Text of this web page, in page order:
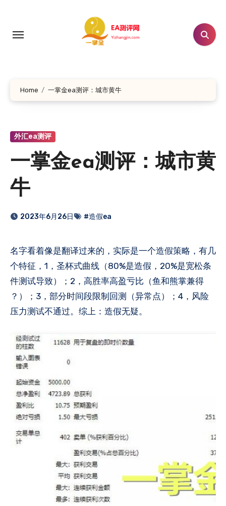
Home 一掌金ea测评：城市黄牛
外汇ea测评
一掌金ea测评：城市黄
牛
2023年6月26日 #造假ea
名字看着像是翻译过来的，实际是一个造假策略，有几
个特征，1，圣杯式曲线（80%是造假，20%是宽松条
件测试导致）​；2，高胜率高盈亏比（鱼和熊掌兼得​
？）；3，部分时间段限制回测（异常点）​；4，风险
压力测试不通过​。综上​：造假无疑。